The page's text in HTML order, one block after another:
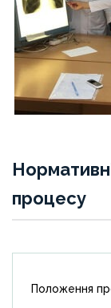
процесу
Положення